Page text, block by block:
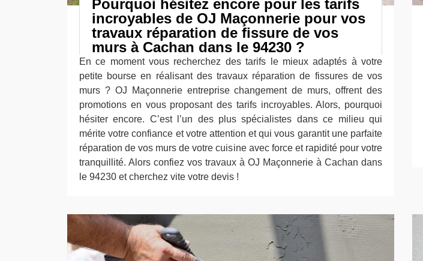
Pourquoi hésitez encore pour les tarifs
incroyables de OJ Maçonnerie pour vos
travaux réparation de fissure de vos
murs à Cachan dans le 94230 ?
En ce moment vous recherchez des tarifs le mieux adaptés à votre
petite bourse en réalisant des travaux réparation de fissures de vos
murs ? OJ Maçonnerie entreprise changement de murs, offrent des
promotions en vous proposant des tarifs incroyables. Alors, pourquoi
hésiter encore. C’est l’un des plus spécialistes dans ce milieu qui
mérite votre confiance et votre attention et qui vous garantit une parfaite
réparation de vos murs de votre cuisine avec force et rapidité pour votre
tranquillité. Alors confiez vos travaux à OJ Maçonnerie à Cachan dans
le 94230 et cherchez vite votre devis !